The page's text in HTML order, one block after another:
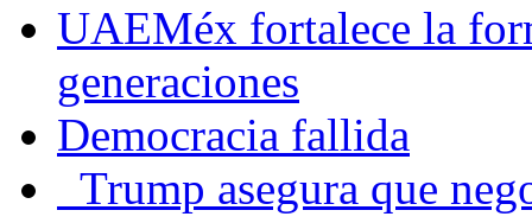
UAEMéx fortalece la
generaciones
Democracia fallida
Trump asegura que